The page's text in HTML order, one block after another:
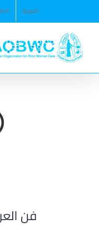
to
content
العربية
فن